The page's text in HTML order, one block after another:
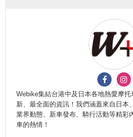
Webike集結台港中及日本各地熱愛摩
新、最全面的資訊！我們涵蓋來自日本
業界動態、新車發布、騎行活動等精彩
車的熱情！